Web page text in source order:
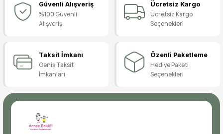
Yorum Yaz
Güvenli Alışveriş
%100 Güvenli
Alışveriş
Ücretsiz Kargo
Ücretsiz Kargo
Seçenekleri
Taksit İmkanı
Geniş Taksit
İmkanları
Özenli Paketleme
Hediye Paketi
Seçenekleri